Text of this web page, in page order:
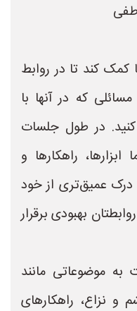
کند تا در روابط
که در آنها با
در طول جلسات
راهکارها و
درک عمیق‌تری از خود
بهبودی برقرار
موضوعاتی مانند
و نزاع، راهکارهای